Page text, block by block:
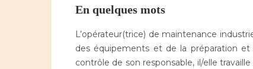
En quelques mots
L’opérateur(trice) de maintenance
des équipements et de la préparation
contrôle de son responsable, il/elle